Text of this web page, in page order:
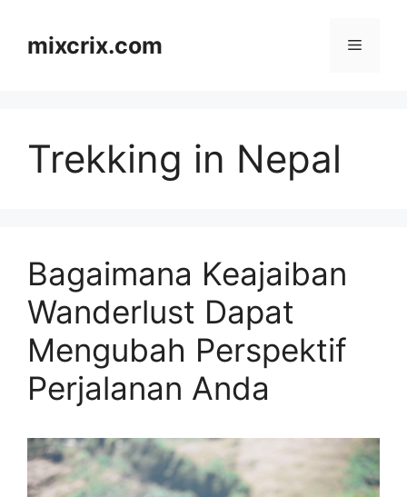
contentmixcrix.com Menu
Trekking in Nepal
Bagaimana Keajaiban
Wanderlust Dapat
Mengubah Perspektif
Perjalanan Anda